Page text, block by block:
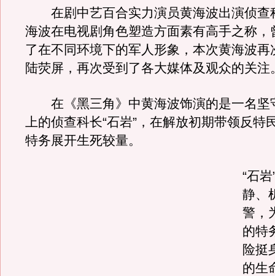
在剧中艺百合实力演员黄海波出演侦查
海波在电视剧角色塑造方面素有高手之称，
了在不同环境下的军人形象，本次黄海波再
陆荧屏，再次受到了各大媒体及观众的关注
在《黑三角》中黄海波饰演的是一名坚
上的侦查科长“石岩”，在解放初期带领反特
特务展开生死较量。
“石
静、
警，
的特
险挺
的生